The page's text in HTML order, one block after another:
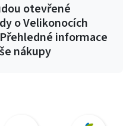
otevřené
o Velikonocích
informace
nákupy